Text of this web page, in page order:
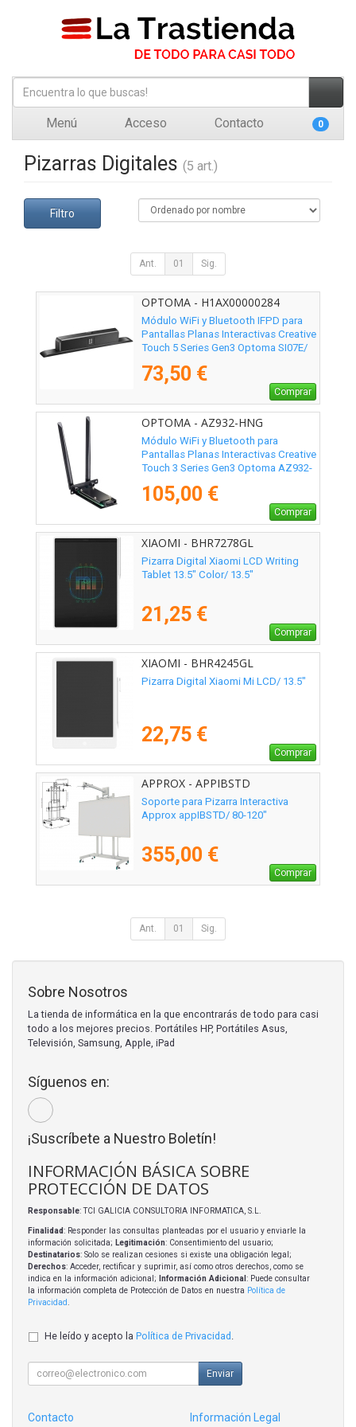
Menú Acceso Contacto 0
Pizarras Digitales (5 art.)
Filtro
Ant. 01 Sig.
OPTOMA - H1AX00000284
Módulo WiFi y Bluetooth IFPD para
Pantallas Planas Interactivas Creative
Touch 5 Series Gen3 Optoma SI07E/
73,50 €
Comprar
OPTOMA - AZ932-HNG
Módulo WiFi y Bluetooth para
Pantallas Planas Interactivas Creative
Touch 3 Series Gen3 Optoma AZ932-
105,00 €
Comprar
XIAOMI - BHR7278GL
Pizarra Digital Xiaomi LCD Writing
Tablet 13.5" Color/ 13.5"
21,25 €
Comprar
XIAOMI - BHR4245GL
Pizarra Digital Xiaomi Mi LCD/ 13.5"
22,75 €
Comprar
APPROX - APPIBSTD
Soporte para Pizarra Interactiva
Approx appIBSTD/ 80-120"
355,00 €
Comprar
Ant. 01 Sig.
Sobre Nosotros
La tienda de informática en la que encontrarás de todo para casi
todo a los mejores precios. Portátiles HP, Portátiles Asus,
Televisión, Samsung, Apple, iPad
Síguenos en:
¡Suscríbete a Nuestro Boletín!
INFORMACIÓN BÁSICA SOBRE
PROTECCIÓN DE DATOS
Responsable: TCI GALICIA CONSULTORIA INFORMATICA, S.L.
Finalidad: Responder las consultas planteadas por el usuario y enviarle la
información solicitada; Legitimación: Consentimiento del usuario;
Destinatarios: Solo se realizan cesiones si existe una obligación legal;
Derechos: Acceder, rectificar y suprimir, así como otros derechos, como se
indica en la información adicional;
Información Adicional : Puede consultar
la información completa de Protección de Datos en nuestra Política de
Privacidad.
He leído y acepto la Política de Privacidad .
Enviar
Contacto Información Legal